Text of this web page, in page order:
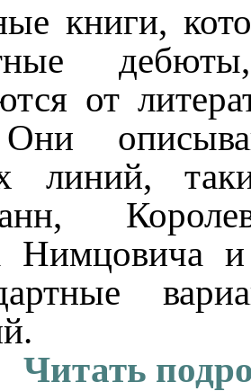
книги,
от
линий,
Нимцовича
Читать